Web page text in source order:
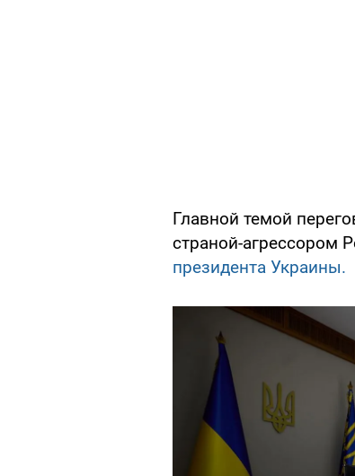
Главной темой
страной-агрессором
президента Украины.